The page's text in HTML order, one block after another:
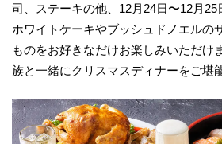
司、ステーキの他、12月24日〜12月
ホワイトケーキやブッシュドノエルの
ものをお好きなだけお楽しみいただけ
族と一緒にクリスマスディナーをご堪